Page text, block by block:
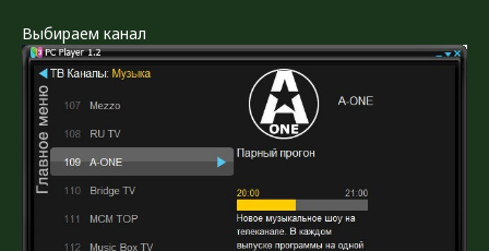
Выбираем канал